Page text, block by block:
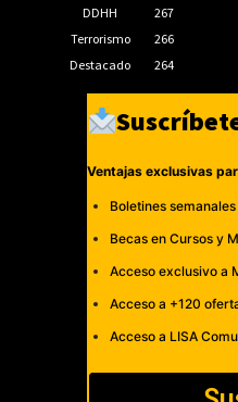
DDHH
267
Terrorismo
266
Destacado
264
Ventajas exclusivas
Boletines
Becas en Cursos y
Acceso exclusivo a
Acceso a +120
Acceso a LISA